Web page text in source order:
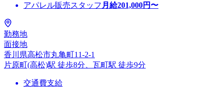
アパレル販売スタッフ 月給201,000円〜
勤務地
面接地
香川県高松市丸亀町11-2-1
片原町(高松)駅 徒歩8分、瓦町駅 徒歩9分
交通費支給